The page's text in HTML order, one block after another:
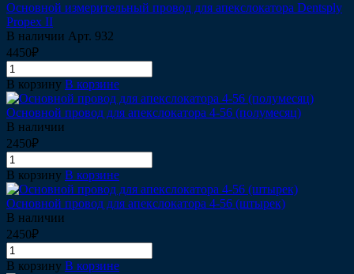
Основной измерительный провод для апекслокатора Dentsply
Propex II
В наличии Арт. 932
4450₽
В корзину В корзине
Основной провод для апекслокатора 4-56 (полумесяц)
В наличии
2450₽
В корзину В корзине
Основной провод для апекслокатора 4-56 (штырек)
В наличии
2450₽
В корзину В корзине